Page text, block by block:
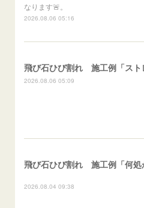
なります🚨。
2026.08.06 05:16
2026.08.06 05:09
2026.08.04 09:38